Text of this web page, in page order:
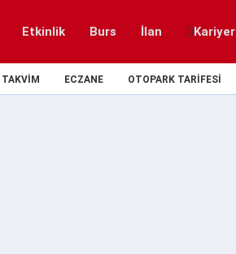
Etkinlik Burs İlan Kariyer
ECZANE OTOPARK TARIFESI